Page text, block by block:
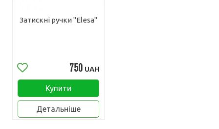
Затискні ручки "Elesa"
750 UAH
Купити
Детальніше